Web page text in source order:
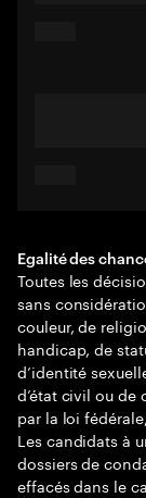
Egalité des
Toutes les
sans
couleur, de
handicap, de
d’identité
d’état civil ou de
par la loi
Les candidats à
dossiers de
effacés dans le